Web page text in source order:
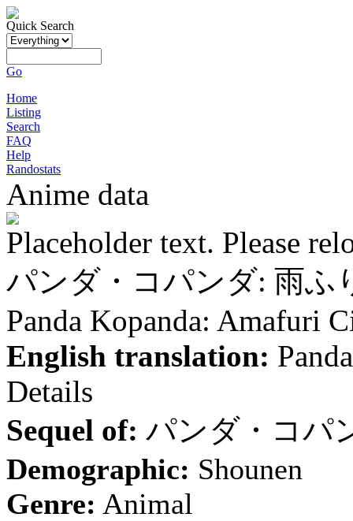
Quick Search
Go
Home
Listing
Search
FAQ
Help
Randostats
Anime data
Placeholder text. Please
パンダ・コパンダ: 雨ふ
Panda Kopanda: Amafuri
English translation:
Details
Sequel of: パンダ・コパ
Demographic: Shounen
Genre: Animal